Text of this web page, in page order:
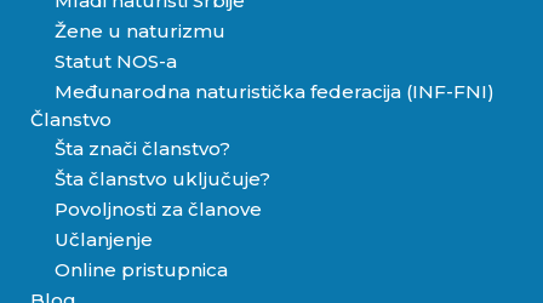
Žene u naturizmu
Statut NOS-a
Međunarodna naturistička federacija (INF-FNI)
Članstvo
Šta znači članstvo?
Šta članstvo uključuje?
Povoljnosti za članove
Učlanjenje
Online pristupnica